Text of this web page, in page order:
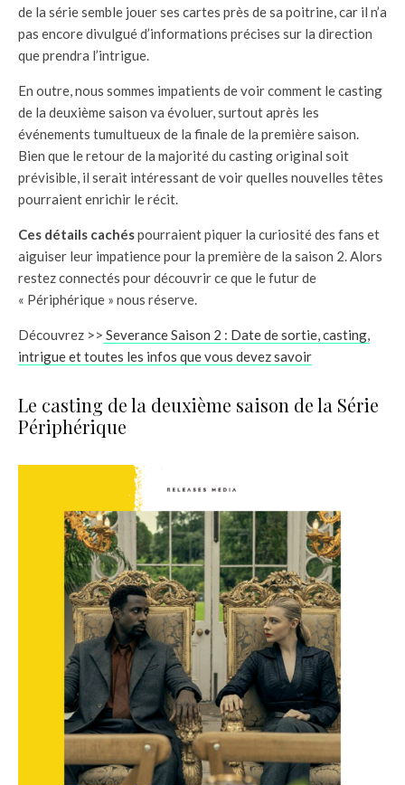
de la série semble jouer ses cartes près de sa poitrine, car il n’a
pas encore divulgué d’informations précises sur la direction
que prendra l’intrigue.
En outre, nous sommes impatients de voir comment le casting
de la deuxième saison va évoluer, surtout après les
événements tumultueux de la finale de la première saison.
Bien que le retour de la majorité du casting original soit
prévisible, il serait intéressant de voir quelles nouvelles têtes
pourraient enrichir le récit.
Ces détails cachéspourraient piquer la curiosité des fans et
aiguiser leur impatience pour la première de la saison 2. Alors
restez connectés pour découvrir ce que le futur de
« Périphérique » nous réserve.
Découvrez >> Severance Saison 2 : Date de sortie, casting,
intrigue et toutes les infos que vous devez savoir
Le casting de la deuxième saison de la Série
Périphérique